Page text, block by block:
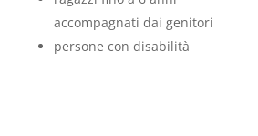
accompagnati dai genitori
persone con disabilità